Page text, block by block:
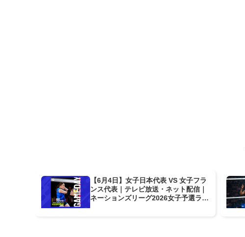
【6月4日】女子日本代表 VS 女子フラ
ンス代表｜テレビ放送・ネット配信｜
ネーションズリーグ2026女子予選ラウ